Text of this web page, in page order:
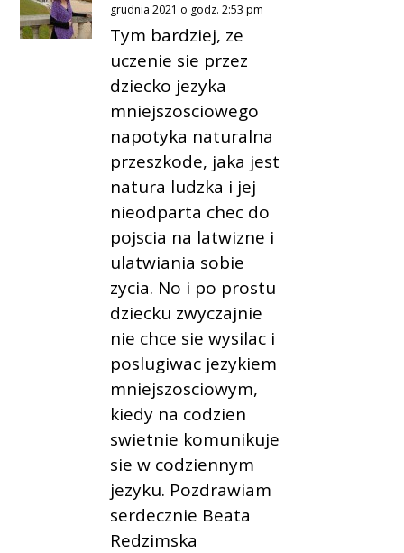
grudnia 2021 o godz. 2:53 pm
Tym bardziej, ze
uczenie sie przez
dziecko jezyka
mniejszosciowego
napotyka naturalna
przeszkode, jaka jest
natura ludzka i jej
nieodparta chec do
pojscia na latwizne i
ulatwiania sobie
zycia. No i po prostu
dziecku zwyczajnie
nie chce sie wysilac i
poslugiwac jezykiem
mniejszosciowym,
kiedy na codzien
swietnie komunikuje
sie w codziennym
jezyku. Pozdrawiam
serdecznie Beata
Redzimska